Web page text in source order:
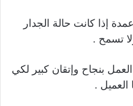
إذا كانت حالة الجدار
تسمح .
بنجاح وإتقان كبير لكي
العميل .